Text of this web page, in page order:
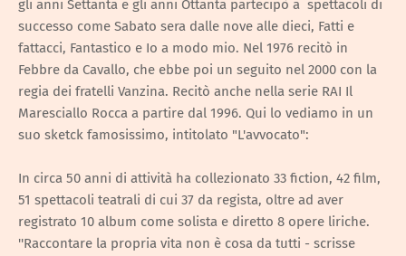
gli anni Settanta e gli anni Ottanta partecipò a spettacoli di
successo come Sabato sera dalle nove alle dieci, Fatti e
fattacci, Fantastico e Io a modo mio. Nel 1976 recitò in
Febbre da Cavallo, che ebbe poi un seguito nel 2000 con la
regia dei fratelli Vanzina. Recitò anche nella serie RAI Il
Maresciallo Rocca a partire dal 1996. Qui lo vediamo in un
suo sketck famosissimo, intitolato "L'avvocato":
In circa 50 anni di attività ha collezionato 33 fiction, 42 film,
51 spettacoli teatrali di cui 37 da regista, oltre ad aver
registrato 10 album come solista e diretto 8 opere liriche.
''Raccontare la propria vita non è cosa da tutti - scrisse